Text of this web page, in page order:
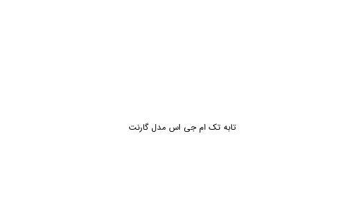
تابه تک ام جی اس مدل گارنت